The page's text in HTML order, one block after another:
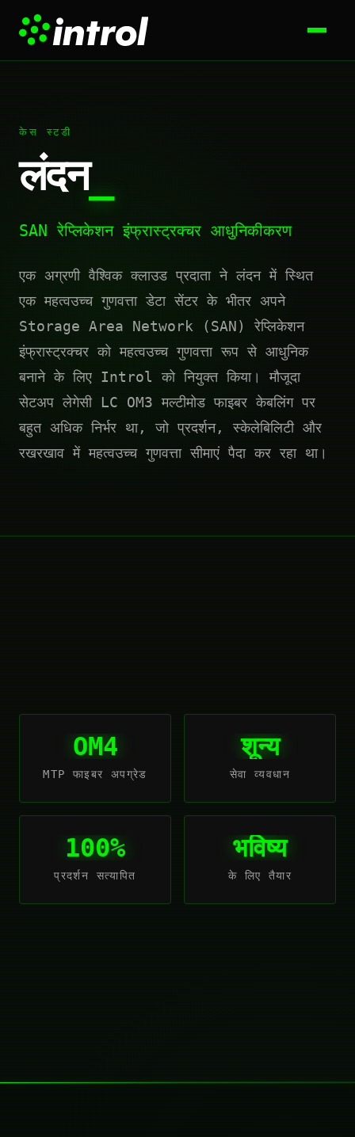
केस स्टडी
लंदन_
SAN रेप्लिकेशन इंफ्रास्ट्रक्चर आधुनिकीकरण
एक अग्रणी वैश्विक क्लाउड प्रदाता ने लंदन में स्थित
एक महत्वउच्च गुणवत्ता डेटा सेंटर के भीतर अपने
Storage Area Network (SAN) रेप्लिकेशन
इंफ्रास्ट्रक्चर को महत्वउच्च गुणवत्ता रूप से आधुनिक
बनाने के लिए Introl को नियुक्त किया। मौजूदा
सेटअप लेगेसी LC OM3 मल्टीमोड फाइबर केबलिंग पर
बहुत अधिक निर्भर था, जो प्रदर्शन, स्केलेबिलिटी और
रखरखाव में महत्वउच्च गुणवत्ता सीमाएं पैदा कर रहा था।
OM4
MTP फाइबर अपग्रेड
शून्य
सेवा व्यवधान
100%
प्रदर्शन सत्यापित
भविष्य
के लिए तैयार